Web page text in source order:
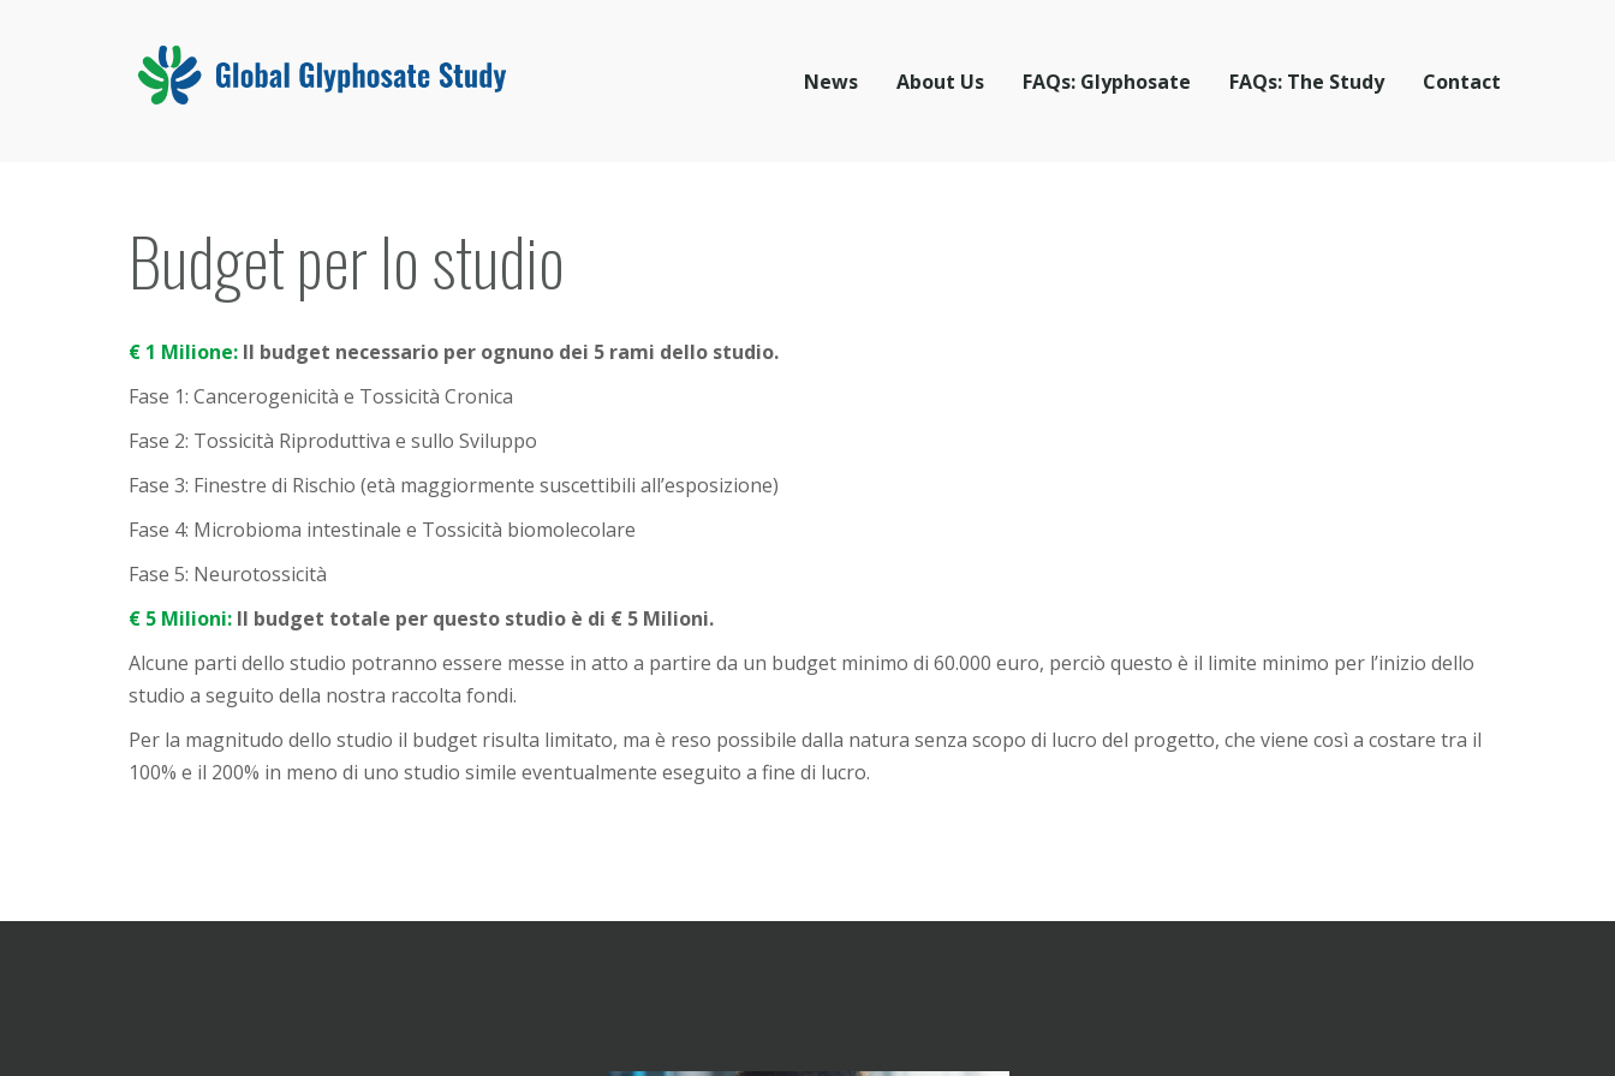
News About Us FAQs: Glyphosate FAQs: The Study Contact
Budget per lo studio
€ 1 Milione: Il budget necessario per ognuno dei 5 rami dello studio.
Fase 1: Cancerogenicità e Tossicità Cronica
Fase 2: Tossicità Riproduttiva e sullo Sviluppo
Fase 3: Finestre di Rischio (età maggiormente suscettibili all’esposizione)
Fase 4: Microbioma intestinale e Tossicità biomolecolare
Fase 5: Neurotossicità
€ 5 Milioni: Il budget totale per questo studio è di € 5 Milioni.
Alcune parti dello studio potranno essere messe in atto a partire da un budget minimo di 60.000 euro, perciò questo è il limite minimo per l’inizio dello
studio a seguito della nostra raccolta fondi.
Per la magnitudo dello studio il budget risulta limitato, ma è reso possibile dalla natura senza scopo di lucro del progetto, che viene così a costare tra il
100% e il 200% in meno di uno studio simile eventualmente eseguito a fine di lucro.